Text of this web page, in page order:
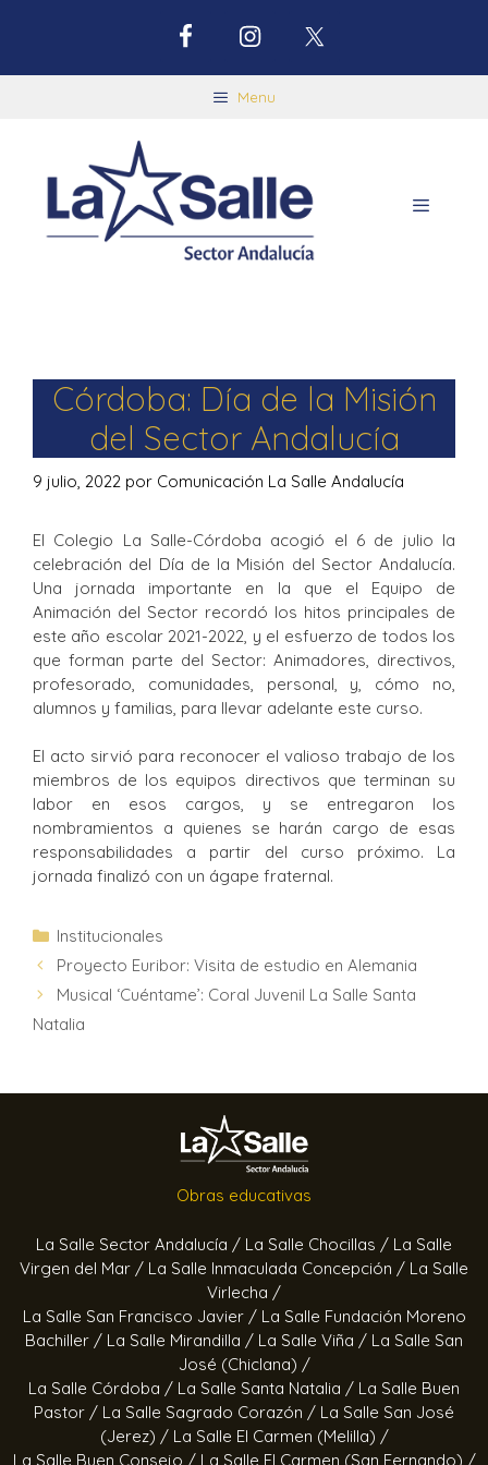
Menu
Córdoba: Día de la Misión
del Sector Andalucía
9 julio, 2022 por Comunicación La Salle Andalucía
El Colegio La Salle-Córdoba acogió el 6 de julio la
celebración del Día de la Misión del Sector Andalucía.
Una jornada importante en la que el Equipo de
Animación del Sector recordó los hitos principales de
este año escolar 2021-2022, y el esfuerzo de todos los
que forman parte del Sector: Animadores, directivos,
profesorado, comunidades, personal, y, cómo no,
alumnos y familias, para llevar adelante este curso.
El acto sirvió para reconocer el valioso trabajo de los
miembros de los equipos directivos que terminan su
labor en esos cargos, y se entregaron los
nombramientos a quienes se harán cargo de esas
responsabilidades a partir del curso próximo. La
jornada finalizó con un ágape fraternal.
Institucionales
Proyecto Euribor: Visita de estudio en Alemania
Musical ‘Cuéntame’: Coral Juvenil La Salle Santa
Natalia
Obras educativas
La Salle Sector Andalucía / La Salle Chocillas / La Salle
Virgen del Mar / La Salle Inmaculada Concepción / La Salle
Virlecha /
La Salle San Francisco Javier / La Salle Fundación Moreno
Bachiller / La Salle Mirandilla / La Salle Viña / La Salle San
José (Chiclana) /
La Salle Córdoba / La Salle Santa Natalia / La Salle Buen
Pastor / La Salle Sagrado Corazón / La Salle San José
(Jerez) / La Salle El Carmen (Melilla) /
La Salle Buen Consejo / La Salle El Carmen (San Fernando) /